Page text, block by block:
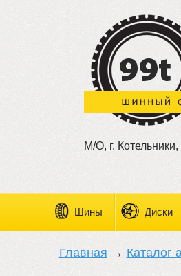
М/О, г.
Шины Диски
Главная → Каталог